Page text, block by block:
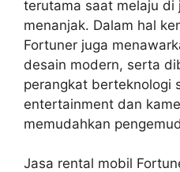
terutama saat melaju di
menanjak. Dalam hal
Fortuner juga
desain modern, serta
perangkat berteknologi
entertainment dan
memudahkan
Jasa rental mobil